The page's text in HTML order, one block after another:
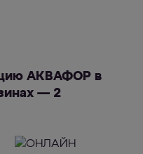
АКВАФОР в
— 2